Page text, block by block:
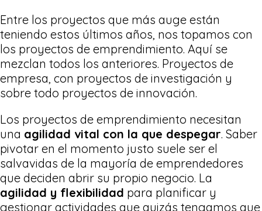
Entre los proyectos que más auge están
teniendo estos últimos años, nos topamos con
los proyectos de emprendimiento. Aquí se
mezclan todos los anteriores. Proyectos de
empresa, con proyectos de investigación y
sobre todo proyectos de innovación.
Los proyectos de emprendimiento necesitan
una agilidad vital con la que despegar. Saber
pivotar en el momento justo suele ser el
salvavidas de la mayoría de emprendedores
que deciden abrir su propio negocio. La
agilidad y flexibilidad para planificar y
gestionar actividades que quizás tengamos que